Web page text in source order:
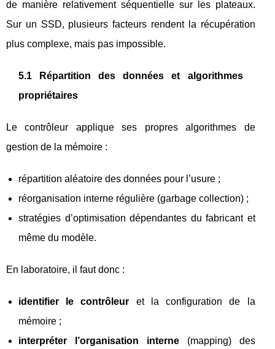
de manière relativement séquentielle sur les plateaux.
Sur un SSD, plusieurs facteurs rendent la récupération
plus complexe, mais pas impossible.
5.1 Répartition des données et algorithmes
propriétaires
Le contrôleur applique ses propres algorithmes de
gestion de la mémoire :
répartition aléatoire des données pour l’usure ;
réorganisation interne régulière (garbage collection) ;
stratégies d’optimisation dépendantes du fabricant et
même du modèle.
En laboratoire, il faut donc :
identifier le contrôleur et la configuration de la
mémoire ;
interpréter l’organisation interne(mapping) des